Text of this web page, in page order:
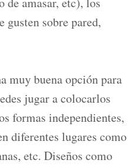
gusten sobre pared,
muy buena opción para
jugar a colocarlos
formas independientes,
diferentes lugares como
etc. Diseños como